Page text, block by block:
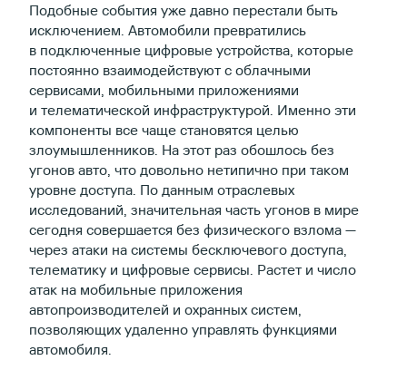
Подобные события уже давно перестали быть
исключением. Автомобили превратились
в подключенные цифровые устройства, которые
постоянно взаимодействуют с облачными
сервисами, мобильными приложениями
и телематической инфраструктурой. Именно эти
компоненты все чаще становятся целью
злоумышленников. На этот раз обошлось без
угонов авто, что довольно нетипично при таком
уровне доступа. По данным отраслевых
исследований, значительная часть угонов в мире
сегодня совершается без физического взлома —
через атаки на системы бесключевого доступа,
телематику и цифровые сервисы. Растет и число
атак на мобильные приложения
автопроизводителей и охранных систем,
позволяющих удаленно управлять функциями
автомобиля.